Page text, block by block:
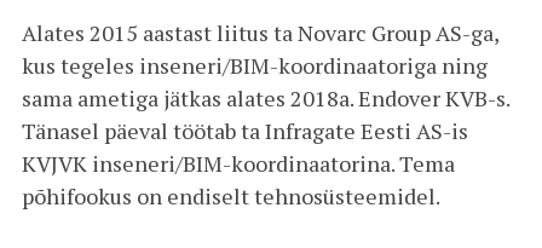
Alates 2015 aastast liitus ta Novarc Group AS-ga,
kus tegeles inseneri/BIM-koordinaatoriga ning
sama ametiga jätkas alates 2018a. Endover KVB-s.
Tänasel päeval töötab ta Infragate Eesti AS-is
KVJVK inseneri/BIM-koordinaatorina. Tema
põhifookus on endiselt tehnosüsteemidel.